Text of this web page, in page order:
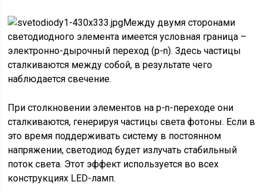
Между двумя сторонами
светодиодного элемента имеется условная граница –
электронно-дырочный переход (p-n). Здесь частицы
сталкиваются между собой, в результате чего
наблюдается свечение.
При столкновении элементов на p-n-переходе они
сталкиваются, генерируя частицы света фотоны. Если в
это время поддерживать систему в постоянном
напряжении, светодиод будет излучать стабильный
поток света. Этот эффект используется во всех
конструкциях LED-ламп.